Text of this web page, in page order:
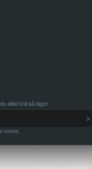
alltid koll på läget
moms.